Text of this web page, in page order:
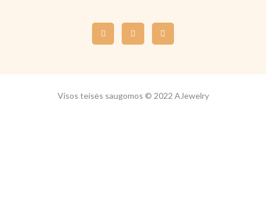
Visos teisės saugomos © 2022 AJewelry